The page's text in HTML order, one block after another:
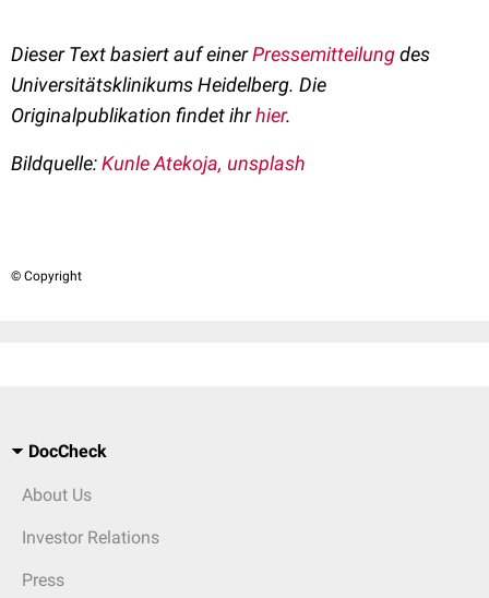
Dieser Text basiert auf einerPressemitteilungdes
Universitätsklinikums Heidelberg. Die
Originalpublikation findet ihrhier.
Bildquelle:Kunle Atekoja, unsplash
© Copyright
DocCheck
About Us
Investor Relations
Press